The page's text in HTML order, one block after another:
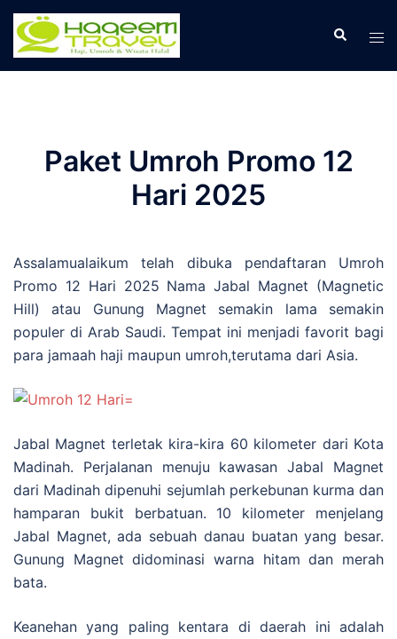
Skip
content
Search
Paket Umroh Promo 12
Hari 2025
Assalamualaikum telah dibuka pendaftaran Umroh
Promo 12 Hari 2025 Nama Jabal Magnet (Magnetic
Hill) atau Gunung Magnet semakin lama semakin
populer di Arab Saudi. Tempat ini menjadi favorit bagi
para jamaah haji maupun umroh,terutama dari Asia.
Jabal Magnet terletak kira-kira 60 kilometer dari Kota
Madinah. Perjalanan menuju kawasan Jabal Magnet
dari Madinah dipenuhi sejumlah perkebunan kurma dan
hamparan bukit berbatuan. 10 kilometer menjelang
Jabal Magnet, ada sebuah danau buatan yang besar.
Gunung Magnet didominasi warna hitam dan merah
bata.
Keanehan yang paling kentara di daerah ini adalah